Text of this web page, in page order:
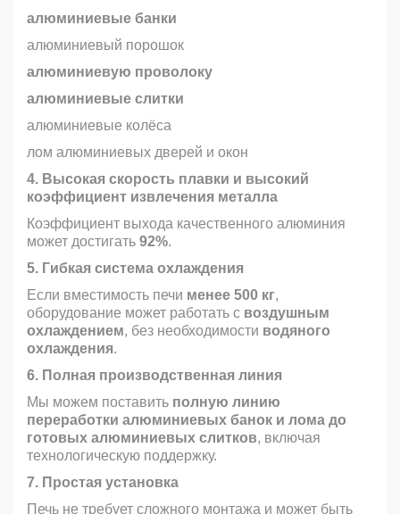
алюминиевые банки
алюминиевый порошок
алюминиевую проволоку
алюминиевые слитки
алюминиевые колёса
лом алюминиевых дверей и окон
4. Высокая скорость плавки и высокий
коэффициент извлечения металла
Коэффициент выхода качественного алюминия
может достигать 92%.
5. Гибкая система охлаждения
Если вместимость печи менее 500 кг,
оборудование может работать с воздушным
охлаждением, без необходимости водяного
охлаждения.
6. Полная производственная линия
Мы можем поставить полную линию
переработки алюминиевых банок и лома до
готовых алюминиевых слитков, включая
технологическую поддержку.
7. Простая установка
Печь не требует сложного монтажа и может быть